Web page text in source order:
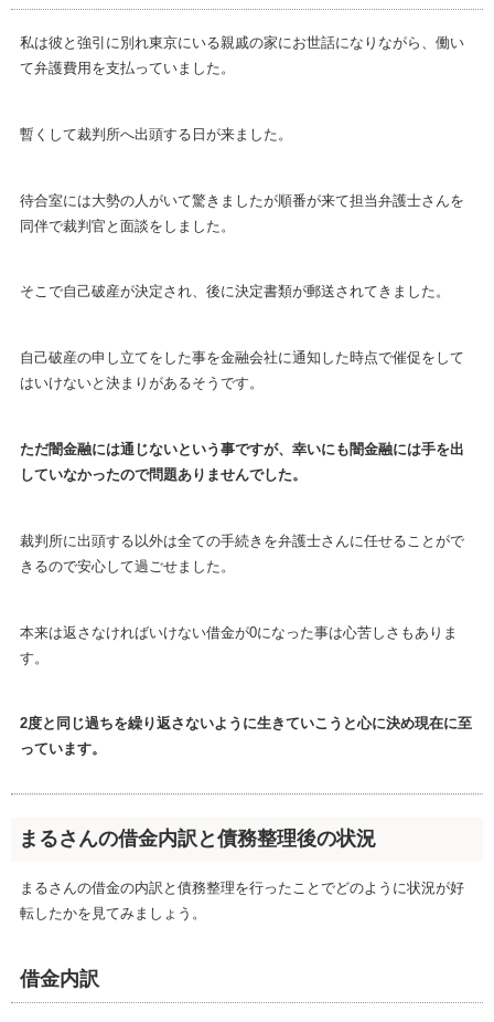
私は彼と強引に別れ東京にいる親戚の家にお世話になりながら、働い
て弁護費用を支払っていました。
暫くして裁判所へ出頭する日が来ました。
待合室には大勢の人がいて驚きましたが順番が来て担当弁護士さんを
同伴で裁判官と面談をしました。
そこで自己破産が決定され、後に決定書類が郵送されてきました。
自己破産の申し立てをした事を金融会社に通知した時点で催促をして
はいけないと決まりがあるそうです。
ただ闇金融には通じないという事ですが、幸いにも闇金融には手を出
していなかったので問題ありませんでした。
裁判所に出頭する以外は全ての手続きを弁護士さんに任せることがで
きるので安心して過ごせました。
本来は返さなければいけない借金が0になった事は心苦しさもありま
す。
2度と同じ過ちを繰り返さないように生きていこうと心に決め現在に至
っています。
まるさんの借金内訳と債務整理後の状況
まるさんの借金の内訳と債務整理を行ったことでどのように状況が好
転したかを見てみましょう。
借金内訳